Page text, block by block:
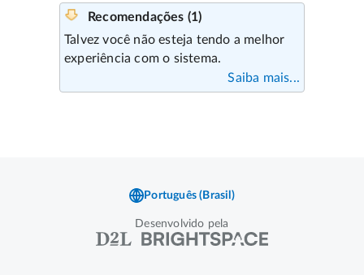
Desenvolvido pela